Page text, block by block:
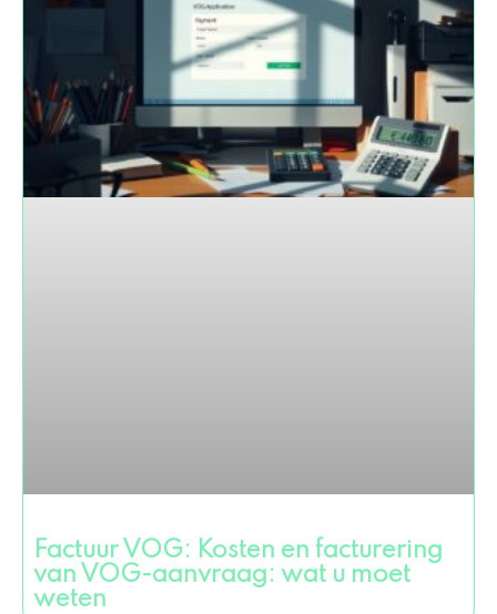
Factuur VOG: Kosten en facturering
van VOG-aanvraag: wat u moet
weten